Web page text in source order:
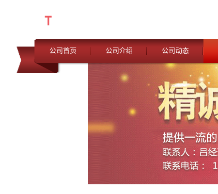
公司首页 公司介绍 公司动态